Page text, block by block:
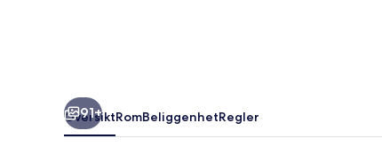
91+
OversiktRomBeliggenhetRegler